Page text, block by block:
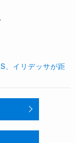
、イリデッサが距